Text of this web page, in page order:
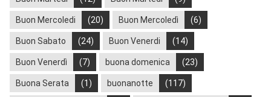
Buon Mercoledi (20) Buon Mercoledì (6)
Buon Sabato (24) Buon Venerdi (14)
Buon Venerdì (7) buona domenica (23)
Buona Serata (1) buonanotte (117)